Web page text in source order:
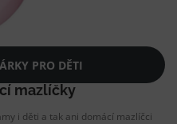
PRO DĚTI
mazlíčky
i děti a tak ani domácí mazlíčci